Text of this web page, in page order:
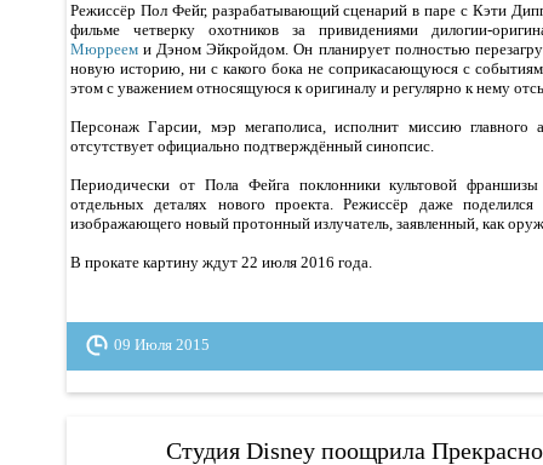
Режиссёр Пол Фейг, разрабатывающий сценарий в паре с Кэти
фильме четверку охотников за привидениями дилогии-
Мюрреем и Дэном Эйкройдом. Он планирует полностью
новую историю, ни с какого бока не соприкасающуюся с
этом с уважением относящуюся к оригиналу и регулярно к нему
Персонаж Гарсии, мэр мегаполиса, исполнит миссию главного
отсутствует официально подтверждённый синопсис.
Периодически от Пола Фейга поклонники культовой
отдельных деталях нового проекта. Режиссёр даже
изображающего новый протонный излучатель, заявленный, как
В прокате картину ждут 22 июля 2016 года.
09 Июля 2015
Студия Disney поощрила